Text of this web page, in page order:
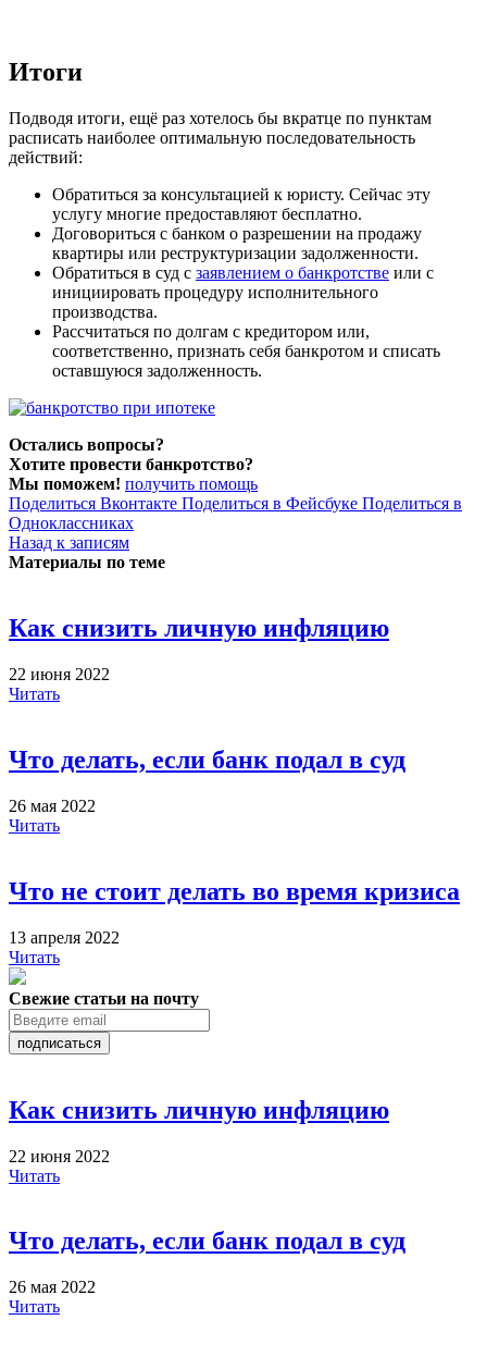
Итоги
Подводя итоги, ещё раз хотелось бы вкратце по пунктам
расписать наиболее оптимальную последовательность
действий:
Обратиться за консультацией к юристу. Сейчас эту
услугу многие предоставляют бесплатно.
Договориться с банком о разрешении на продажу
квартиры или реструктуризации задолженности.
Обратиться в суд с заявлением о банкротстве или с
инициировать процедуру исполнительного
производства.
Рассчитаться по долгам с кредитором или,
соответственно, признать себя банкротом и списать
оставшуюся задолженность.
Остались вопросы?
Хотите провести банкротство?
Мы поможем! получить помощь
Поделиться Вконтакте Поделиться в Фейсбуке Поделиться в
Одноклассниках
Назад к записям
Материалы по теме
Как снизить личную инфляцию
22 июня 2022
Читать
Что делать, если банк подал в суд
26 мая 2022
Читать
Что не стоит делать во время кризиса
13 апреля 2022
Читать
Свежие статьи на почту
подписаться
Как снизить личную инфляцию
22 июня 2022
Читать
Что делать, если банк подал в суд
26 мая 2022
Читать